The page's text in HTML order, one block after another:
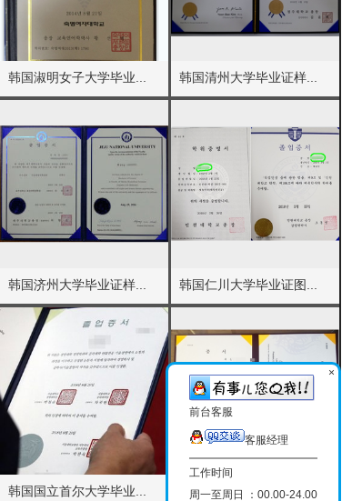
韩国淑明女子大学毕业... 韩国清州大学毕业证样...
韩国济州大学毕业证样... 韩国仁川大学毕业证图...
韩国国立首尔大学毕业... 韩国南首尔大学毕业证...
×
前台客服
客服经理
工作时间
周一至周日 ：00.00-24.00